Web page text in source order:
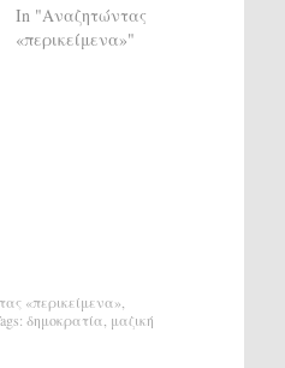
In "Αναζητώντας
«περικείμενα»"
«περικείμενα»
δημοκρατία μαζική